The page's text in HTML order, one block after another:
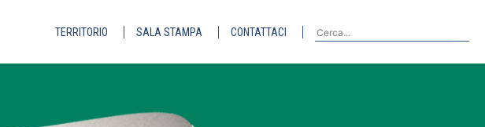
TERRITORIO SALA STAMPA CONTATTACI